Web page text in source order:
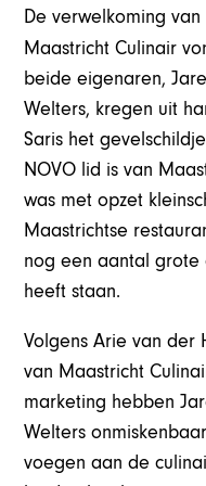
De verwelkoming
Maastricht Culinair
beide eigenaren,
Welters, kregen uit
Saris het
NOVO lid is van
was met opzet
Maastrichtse
nog een aantal
heeft staan.
Volgens Arie van der
van Maastricht
marketing hebben
Welters
voegen aan de